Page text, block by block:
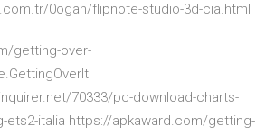
0ogan/flipnote-studio-3d-cia.html
getting-over-
70333/pc-download-charts-
ets2-italia https://apkaward.com/getting-